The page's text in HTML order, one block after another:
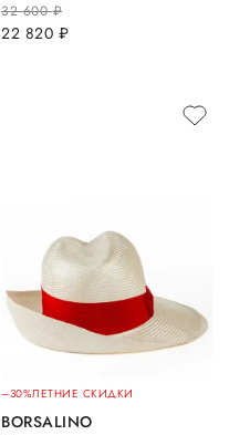
32 600руб.
22 820 руб.
–30%ЛЕТНИЕ СКИДКИ
BORSALINO